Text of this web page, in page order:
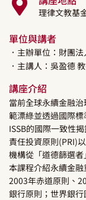
理律文教基
單位與講者
．主辦單位：財團
．主講人： 吳盈德
講座介紹
當前全球永續金融
範漂綠並透過國際
ISSB的國際一致性
責任投資原則(PRI)
機構從「道德篩選
本課程介紹永續金
2003年赤道原則、
銀行原則；世界銀